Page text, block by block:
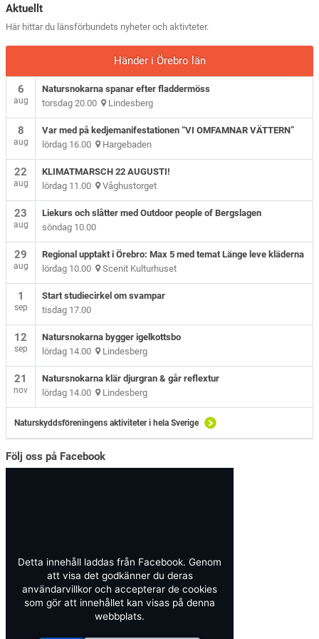
Aktuellt
Här hittar du länsförbundets nyheter och aktivteter.
Händer i Örebro län
6
aug
Natursnokarna spanar efter fladdermöss
torsdag 20.00 Lindesberg
8
aug
Var med på kedjemanifestationen “VI OMFAMNAR VÄTTERN”
lördag 16.00 Hargebaden
22
aug
KLIMATMARSCH 22 AUGUSTI!
lördag 11.00 Våghustorget
23
aug
Liekurs och slåtter med Outdoor people of Bergslagen
söndag 10.00
29
aug
Regional upptakt i Örebro: Max 5 med temat Länge leve kläderna
lördag 10.00 Scenit Kulturhuset
1
sep
Start studiecirkel om svampar
tisdag 17.00
12
sep
Natursnokarna bygger igelkottsbo
lördag 14.00 Lindesberg
21
nov
Natursnokarna klär djurgran & går reflextur
lördag 14.00 Lindesberg
Naturskyddsföreningens aktiviteter i hela Sverige
Följ oss på Facebook
Detta innehåll laddas från Facebook. Genom
att visa det godkänner du deras
användarvillkor och accepterar de cookies
som gör att innehållet kan visas på denna
webbplats.